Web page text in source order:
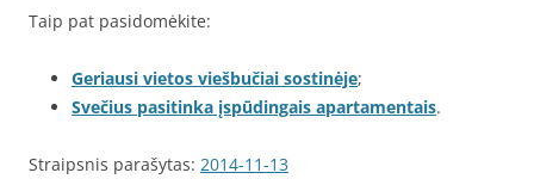
Taip pat pasidomėkite:
Geriausi vietos viešbučiai sostinėje;
Svečius pasitinka įspūdingais apartamentais.
Straipsnis parašytas: 2014-11-13